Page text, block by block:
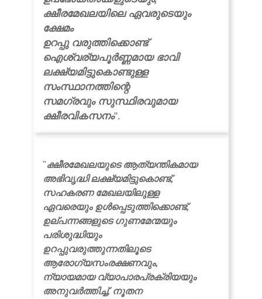
ക്ഷീരമേഖലയിലെ ഏവരുടെയും
ക്ഷേമം
ഉറപ്പു വരുത്തിക്കൊണ്ട്
ഐശ്വര്യപൂർണ്ണമായ ഭാവി
ലക്ഷ്യമിട്ടുകൊണ്ടുള്ള
സംസ്ഥാനത്തിന്റെ
സമഗ്രവും സുസ്ഥിരവുമായ
ക്ഷീരവികസനം".
"ക്ഷീരമേഖലയുടെ ആത്യന്തികമായ
അഭിവൃദ്ധി ലക്ഷ്യമിട്ടുകൊണ്ട്,
സഹകരണ മേഖലയിലുള്ള
ഏവരെയും ഉൾപ്പെടുത്തിക്കൊണ്ട്,
ഉല്പന്നങ്ങളുടെ ഗുണമേന്മയും
പരിശുദ്ധിയും
ഉറപ്പുവരുത്തുന്നതിലൂടെ
ആരോഗ്യസംരക്ഷണവും,
ന്യായമായ വ്യാപാരപ്രക്രിയയും
അനുവർത്തിച്ച്, നൂതന